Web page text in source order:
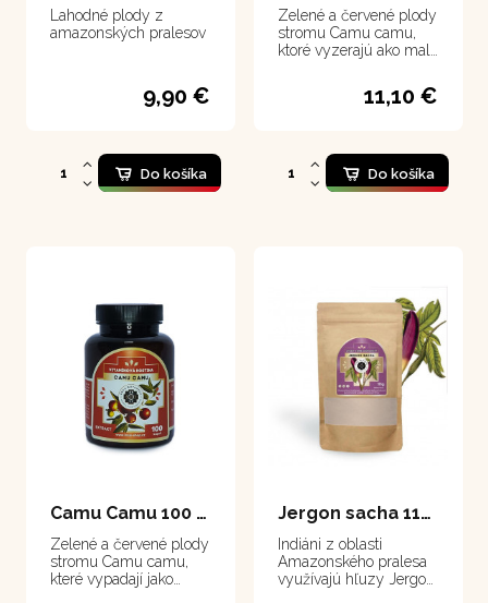
Lahodné plody z
amazonských pralesov
9,90 €
Do košíka
Zelené a červené plody
stromu Camu camu,
ktoré vyzerajú ako malé
vitamínu C. Sú
vitamínu C, obsahujú
ho tridsaťkrát viac ako
citrusy. Majú preto
11,10 €
Do košíka
Camu Camu 100 kapsúl
Zelené a červené plody
stromu Camu camu,
které vypadají jako
Jergon sacha 111 g
Indiáni z oblasti
Amazonského pralesa
využívajú hľuzy Jergon